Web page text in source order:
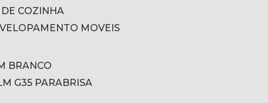
DE COZINHA
MOVEIS
BRANCO
G35 PARABRISA